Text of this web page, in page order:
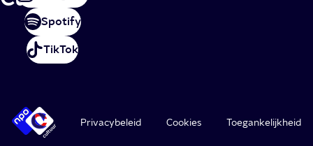
Spotify
TikTok
Privacybeleid Cookies Toegankelijkheid